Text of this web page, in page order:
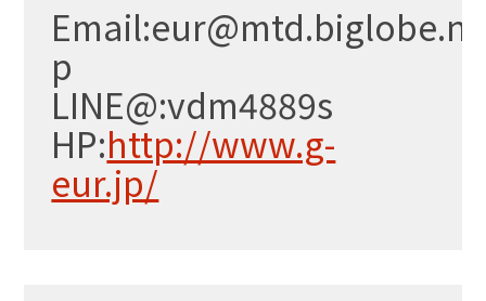
p
LINE@:vdm4889s
HP:http://www.g-
eur.jp/